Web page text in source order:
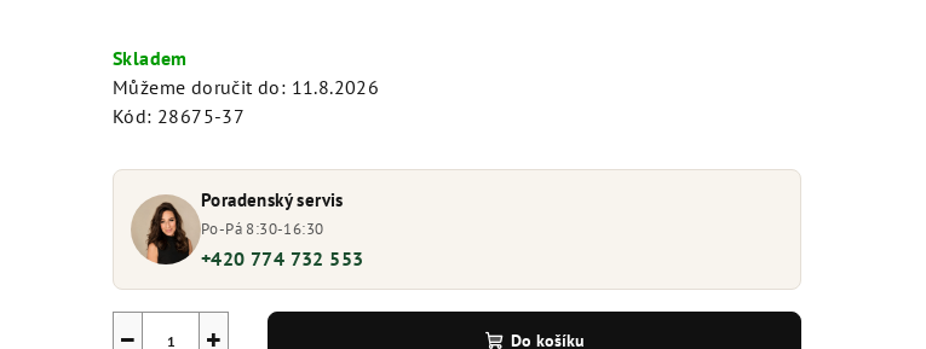
cena:
Skladem
Můžeme doručit do: 11.8.2026
Kód: 28675-37
Poradenský servis
Po-Pá 8:30-16:30
+420 774 732 553
+
− Do košíku